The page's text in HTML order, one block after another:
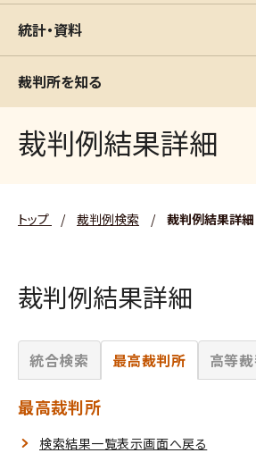
統計・資料
裁判所を知る
裁判例結果詳細
トップ / 裁判例検索 / 裁判例結果詳細
裁判例結果詳細
統合検索 最高裁判所 高等
最高裁判所
検索結果一覧表示画面へ戻る